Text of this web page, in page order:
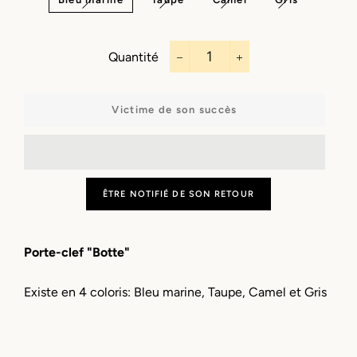
Quantité
−
+
Victime de son succès
ÊTRE NOTIFIÉ DE SON RETOUR
Porte-clef "Botte"
Existe en 4 coloris: Bleu marine, Taupe, Camel et Gris